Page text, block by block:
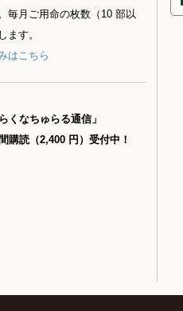
毎月ご用命の枚数（10 部以
ます。
はこちら
らくなちゅらる通信」
購読（2,400 円）受付中！